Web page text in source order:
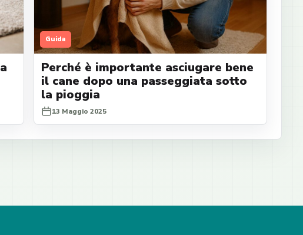
Guida
Perché è importante asciugare bene
il cane dopo una passeggiata sotto
la pioggia
13 Maggio 2025